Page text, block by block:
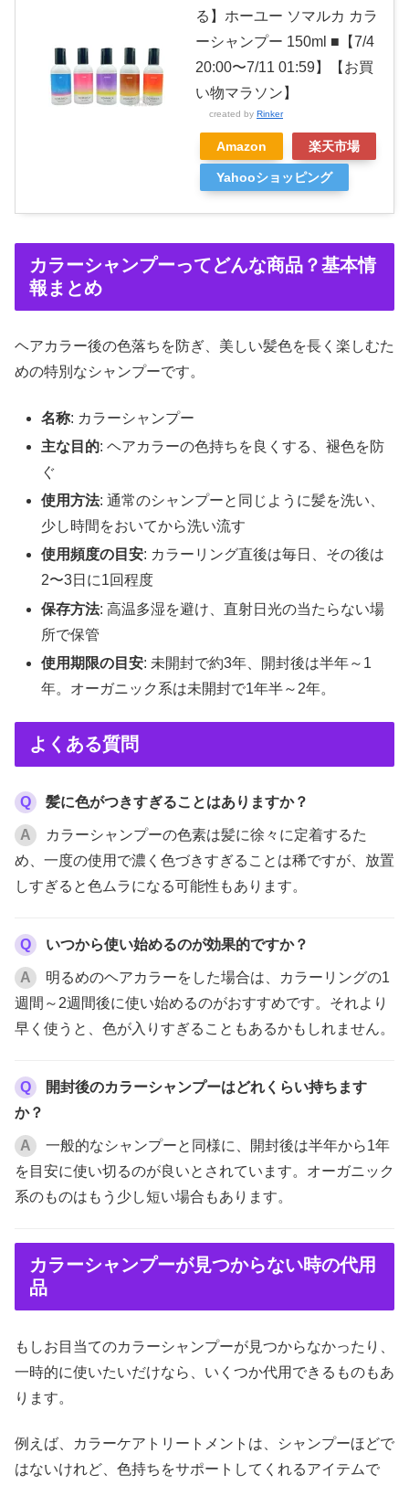
る】ホーユー ソマルカ カラ
ーシャンプー 150ml ■【7/4
20:00〜7/11 01:59】【お買
い物マラソン】
created by Rinker
Amazon 楽天市場
Yahooショッピング
カラーシャンプーってどんな商品？基本情
報まとめ
ヘアカラー後の色落ちを防ぎ、美しい髪色を長く楽しむた
めの特別なシャンプーです。
名称: カラーシャンプー
主な目的: ヘアカラーの色持ちを良くする、褪色を防
ぐ
使用方法: 通常のシャンプーと同じように髪を洗い、
少し時間をおいてから洗い流す
使用頻度の目安: カラーリング直後は毎日、その後は
2〜3日に1回程度
保存方法: 高温多湿を避け、直射日光の当たらない場
所で保管
使用期限の目安: 未開封で約3年、開封後は半年～1
年。オーガニック系は未開封で1年半～2年。
よくある質問
Q 髪に色がつきすぎることはありますか？
A
カラーシャンプーの色素は髪に徐々に定着するた
め、一度の使用で濃く色づきすぎることは稀ですが、放置
しすぎると色ムラになる可能性もあります。
Q いつから使い始めるのが効果的ですか？
A
明るめのヘアカラーをした場合は、カラーリングの1
週間～2週間後に使い始めるのがおすすめです。それより
早く使うと、色が入りすぎることもあるかもしれません。
Q
開封後のカラーシャンプーはどれくらい持ちます
か？
A
一般的なシャンプーと同様に、開封後は半年から1年
を目安に使い切るのが良いとされています。オーガニック
系のものはもう少し短い場合もあります。
カラーシャンプーが見つからない時の代用
品
もしお目当てのカラーシャンプーが見つからなかったり、
一時的に使いたいだけなら、いくつか代用できるものもあ
ります。
例えば、カラーケアトリートメントは、シャンプーほどで
はないけれど、色持ちをサポートしてくれるアイテムで